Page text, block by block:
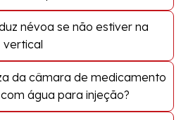
névoa se não estiver na
vertical
da câmara de medicamento
água para injeção?